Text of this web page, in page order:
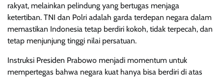
rakyat, melainkan pelindung yang bertugas menjaga
ketertiban. TNI dan Polri adalah garda terdepan negara dalam
memastikan Indonesia tetap berdiri kokoh, tidak terpecah, dan
tetap menjunjung tinggi nilai persatuan.
Instruksi Presiden Prabowo menjadi momentum untuk
mempertegas bahwa negara kuat hanya bisa berdiri di atas